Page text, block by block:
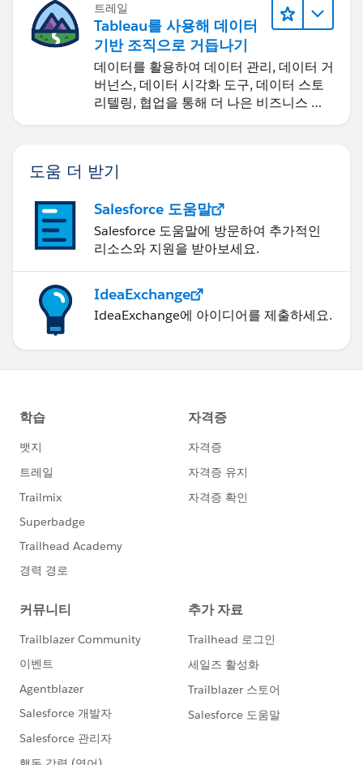
트레일
Tableau를 사용해 데이터
기반 조직으로 거듭나기
데이터를 활용하여 데이터 관리, 데이터 거
버넌스, 데이터 시각화 도구, 데이터 스토
리텔링, 협업을 통해 더 나은 비즈니스 성
과를 달성하세요.
도움 더 받기
Salesforce 도움말
Salesforce 도움말에 방문하여 추가적인
리소스와 지원을 받아보세요.
IdeaExchange
IdeaExchange에 아이디어를 제출하세요.